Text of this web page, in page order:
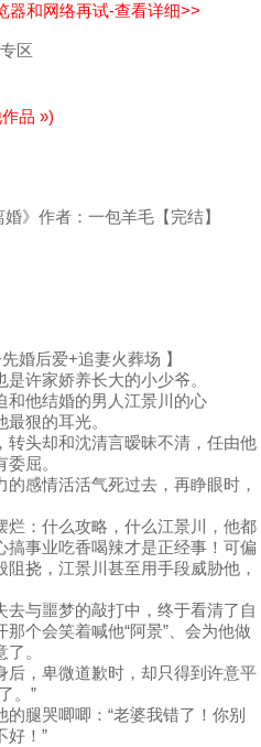
器和网络再试-查看详细>>
区
品 »)
》作者：一包羊毛【完结】
后爱+追妻火葬场 】
许家娇养长大的小少爷。
他结婚的男人江景川的心
狠的耳光。
头却和沈清言暧昧不清，任由他
屈。
感情活活气死过去，再睁眼时，
：什么攻略，什么江景川，他都
事业吃香喝辣才是正经事！可偏
挠，江景川甚至用手段威胁他，
与噩梦的敲打中，终于看清了自
个会笑着喊他“阿景”、会为他做
。
，卑微道歉时，却只得到许意平
。”
腿哭唧唧：“老婆我错了！你别
好！”